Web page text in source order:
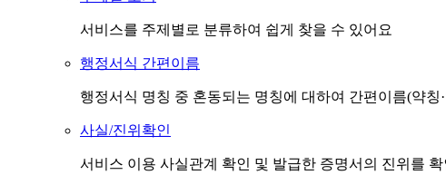
서비스를 주제별로 분류하여 쉽게 찾을 수 있어요
행정서식 간편이름
행정서식 명칭 중 혼동되는 명칭에 대하여 간편이름(약칭
사실/진위확인
서비스 이용 사실관계 확인 및 발급한 증명서의 진위를